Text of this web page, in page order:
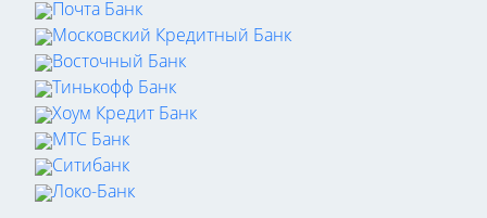
Почта Банк
Московский Кредитный Банк
Восточный Банк
Тинькофф Банк
Хоум Кредит Банк
МТС Банк
Ситибанк
Локо-Банк